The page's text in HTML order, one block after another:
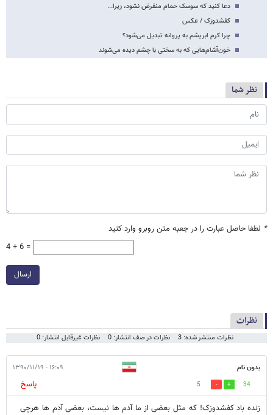
دعا کنید که سوسک حمام منقرض نشود، زیرا...
کفشدوزک / عکس
چرا کرم ابریشم به پروانه تبدیل می‌شود؟
خون‌آشام‌هایی که به سختی با چشم دیده می‌شوند
نظر شما
* لطفا حاصل عبارت را در جعبه متن روبرو وارد کنید
4 + 6 =
ارسال
نظرات
نظرات منتشر شده: 3 نظرات در صف انتشار: 0 نظرات غیرقابل انتشار: 0
بدون نام ۱۶:۰۹ - ۱۳۹۰/۱۱/۱۹
34
5
پاسخ
زنده باد کفشدوزک! که مثل بعضی از ما آدم ها نیست، بعضی آدم ها هرچی